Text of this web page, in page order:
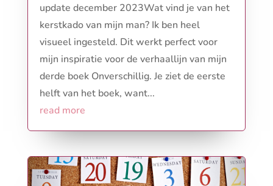
update december 2023Wat vind je van het
kerstkado van mijn man? Ik ben heel
visueel ingesteld. Dit werkt perfect voor
mijn inspiratie voor de verhaallijn van mijn
derde boek Onverschillig. Je ziet de eerste
helft van het boek, want...
read more